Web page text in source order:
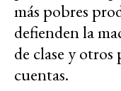
más pobres
defienden la
de clase y
cuentas.